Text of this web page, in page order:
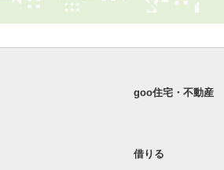
goo住宅・不動産
借りる